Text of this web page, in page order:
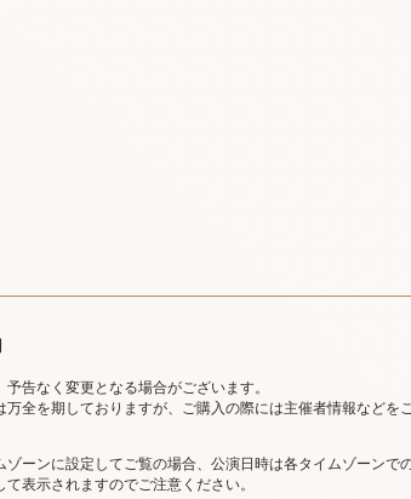
告なく変更となる場合がございます。
全を期しておりますが、ご購入の際には主催者情報などを
ーンに設定してご覧の場合、公演日時は各タイムゾーンで
表示されますのでご注意ください。